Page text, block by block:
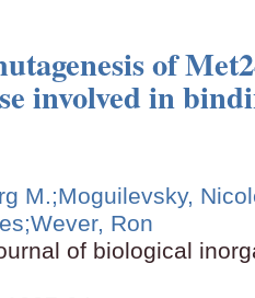
of
involved in
M.;Moguilevsky,
;Wever, Ron
of biological